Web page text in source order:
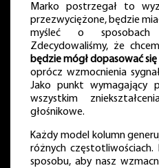
Marko postrzegał to
przezwyciężone, będzie
myśleć o
Zdecydowaliśmy, że
będzie mógł dopasować
oprócz wzmocnienia
Jako punkt wymagający
wszystkim
głośnikowe.
Każdy model kolumn
różnych częstotliwościach.
sposobu, aby nasz